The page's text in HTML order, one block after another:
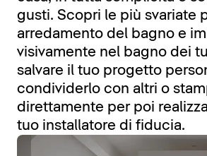
gusti. Scopri le più svariate
arredamento del bagno e
visivamente nel bagno dei
salvare il tuo progetto
condividerlo con altri o
direttamente per poi
tuo installatore di fiducia.